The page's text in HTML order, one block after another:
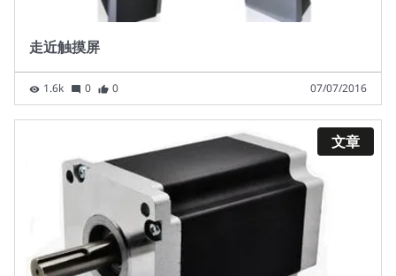
走近触摸屏
1.6k 0 0 07/07/2016
文章